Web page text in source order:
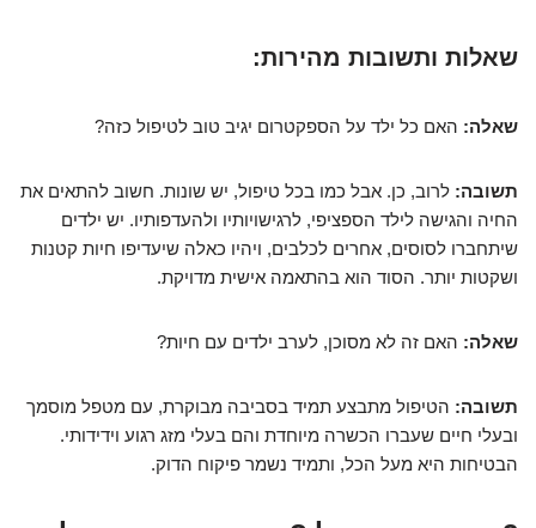
שאלות ותשובות מהירות:
שאלה: האם כל ילד על הספקטרום יגיב טוב לטיפול כזה?
תשובה: לרוב, כן. אבל כמו בכל טיפול, יש שונות. חשוב להתאים את
החיה והגישה לילד הספציפי, לרגישויותיו ולהעדפותיו. יש ילדים
שיתחברו לסוסים, אחרים לכלבים, ויהיו כאלה שיעדיפו חיות קטנות
ושקטות יותר. הסוד הוא בהתאמה אישית מדויקת.
שאלה: האם זה לא מסוכן, לערב ילדים עם חיות?
תשובה: הטיפול מתבצע תמיד בסביבה מבוקרת, עם מטפל מוסמך
ובעלי חיים שעברו הכשרה מיוחדת והם בעלי מזג רגוע וידידותי.
הבטיחות היא מעל הכל, ותמיד נשמר פיקוח הדוק.